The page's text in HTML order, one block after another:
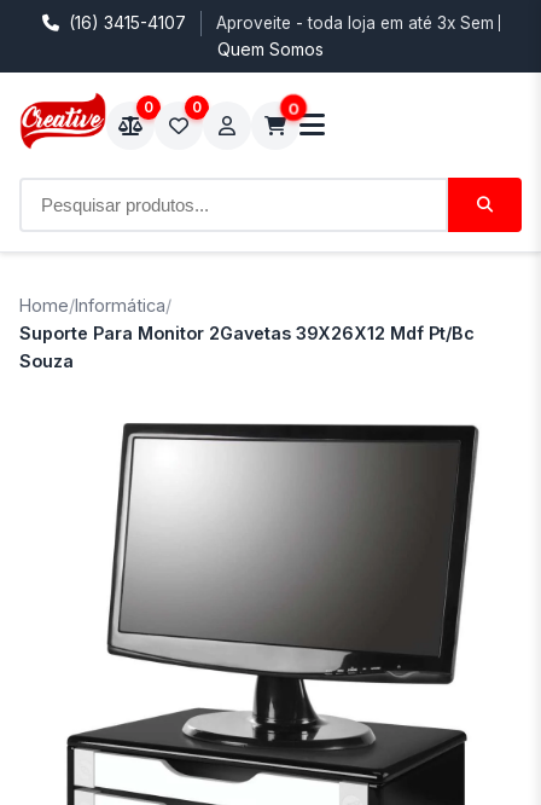
(16) 3415-4107 Aproveite - toda loja em até 3x Sem
Quem Somos
0 0 0
Home/Informática/
Suporte Para Monitor 2Gavetas 39X26X12 Mdf Pt/Bc
Souza